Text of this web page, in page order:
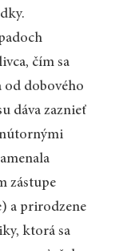
čím sa
od dobového
dáva zaznieť
zástupe
a prirodzene
ktorá sa